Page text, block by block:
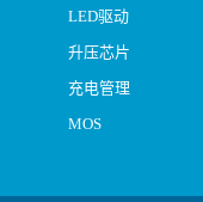
LED驱动
升压芯片
充电管理
MOS